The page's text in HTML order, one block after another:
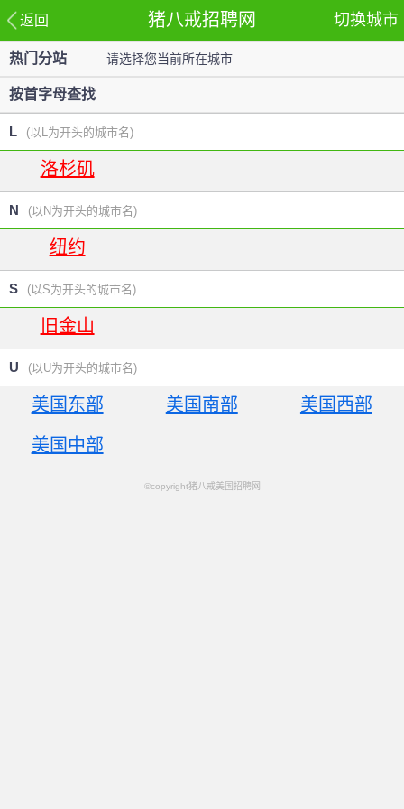
返回 切换城市
猪八戒招聘网
热门分站 请选择您当前所在城市
按首字母查找
L (以L为开头的城市名)
洛杉矶
N (以N为开头的城市名)
纽约
S (以S为开头的城市名)
旧金山
U (以U为开头的城市名)
美国东部 美国南部 美国西部
美国中部
©copyright猪八戒美国招聘网